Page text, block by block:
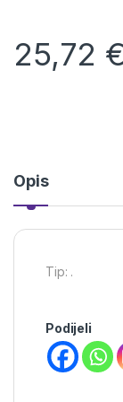
25,72 €
Opis
Tip: .
Podijeli